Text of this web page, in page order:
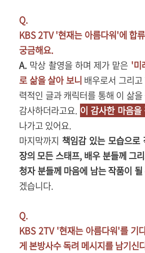
Q.
KBS 2TV '현재는 아름다워'에 합
궁금해요.
A. 막상 촬영을 하며 제가 맡은 '미
로 삶을 살아 보니 배우로서 그리
력적인 글과 캐릭터를 통해 이 삶
감사하더라고요. 이 감사한 마음
나가고 있어요.
마지막까지 책임감 있는 모습으로
장의 모든 스태프, 배우 분들께 그
청자 분들께 마음에 남는 작품이
겠습니다.
Q.
KBS 2TV '현재는 아름다워'를 기
게 본방사수 독려 메시지를 남기신